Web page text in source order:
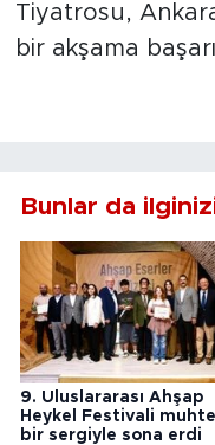
Tiyatrosu,
bir akşama
Bunlar da
9. Uluslararası Ahşap
Heykel Festivali
bir sergiyle sona erdi